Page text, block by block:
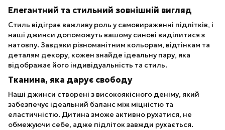
Елегантний та стильний зовнішній вигляд
Стиль відіграє важливу роль у самовираженні підлітків, і
наші джинси допоможуть вашому синові виділитися з
натовпу. Завдяки різноманітним кольорам, відтінкам та
деталям декору, кожен знайде ідеальну пару, яка
відображає його індивідуальність та стиль.
Тканина, яка дарує свободу
Наші джинси створені з високоякісного деніму, який
забезпечує ідеальний баланс між міцністю та
еластичністю. Дитина зможе активно рухатися, не
обмежуючи себе, адже підліток завжди рухається.